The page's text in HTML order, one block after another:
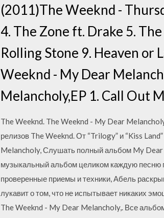
(2011)The Weeknd -
4. The Zone ft. Drake 5.
Rolling Stone 9. Heaven or
Weeknd - My Dear
Melancholy,EP 1. Call Out
The Weeknd. The Weeknd - My Dear
релизов The Weeknd. От “Trilogy” и “Kiss
Melancholy, Слушать полный альбом My Dear
музыкальный альбом целиком каждую песню
проверенные приемы и техники, Абель
лукавит о том, что не испытывает никаких
The Weeknd - My Dear Melancholy,. Все